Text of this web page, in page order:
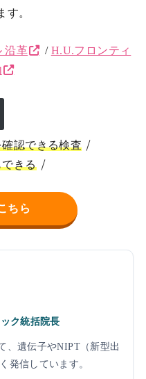
す。
沿革 / H.U.フロンティ
認できる検査
きる
ちら
ク統括院長
、遺伝子やNIPT（新型出
発信しています。